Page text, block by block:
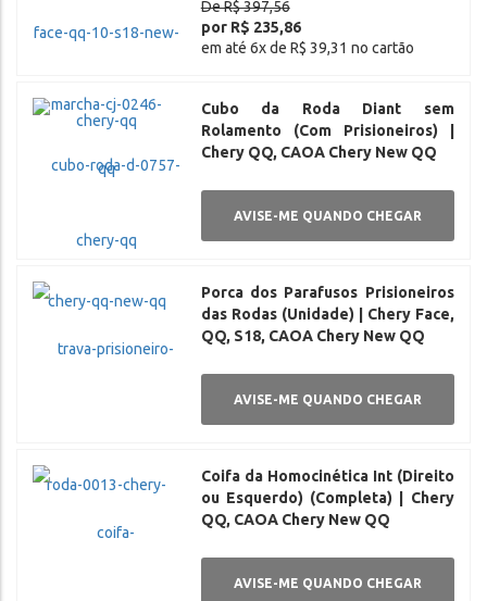
De R$ 397,56
por R$ 235,86
em até 6x de R$ 39,31 no cartão
Cubo da Roda Diant sem
Rolamento (Com Prisioneiros) |
Chery QQ, CAOA Chery New QQ
AVISE-ME QUANDO CHEGAR
Porca dos Parafusos Prisioneiros
das Rodas (Unidade) | Chery Face,
QQ, S18, CAOA Chery New QQ
AVISE-ME QUANDO CHEGAR
Coifa da Homocinética Int (Direito
ou Esquerdo) (Completa) | Chery
QQ, CAOA Chery New QQ
AVISE-ME QUANDO CHEGAR